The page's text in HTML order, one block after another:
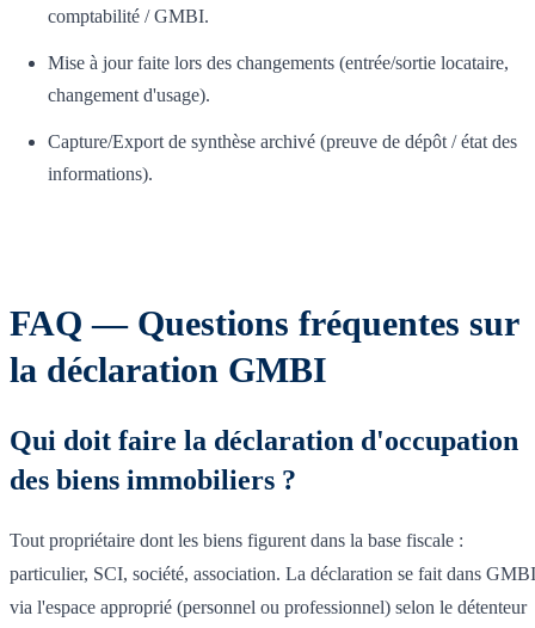
comptabilité / GMBI.
Mise à jour faite lors des changements (entrée/sortie locataire,
changement d'usage).
Capture/Export de synthèse archivé (preuve de dépôt / état des
informations).
FAQ — Questions fréquentes sur
la déclaration GMBI
Qui doit faire la déclaration d'occupation
des biens immobiliers ?
Tout propriétaire dont les biens figurent dans la base fiscale :
particulier, SCI, société, association. La déclaration se fait dans GMBI
via l'espace approprié (personnel ou professionnel) selon le détenteur